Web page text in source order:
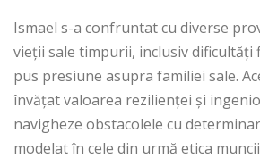
Ismael s-a confruntat cu diverse
vieții sale timpurii, inclusiv dificultăți
pus presiune asupra familiei sale.
învățat valoarea rezilienței și
navigheze obstacolele cu
modelat în cele din urmă etica